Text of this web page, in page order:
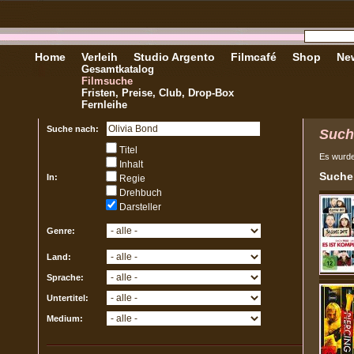
Home Verleih
Gesamtkatalog
Filmsuche
Fristen, Preise, Club, Drop-Box
Fernleihe
Studio Argento Filmcafé Shop
Suche nach:
In:
Titel
Inhalt
Regie
Drehbuch
Darsteller
Genre:
Land:
Sprache:
Untertitel:
Medium:
Es